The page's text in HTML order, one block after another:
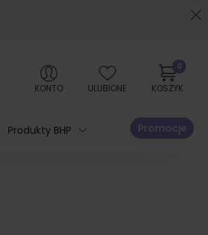
KONTO ULUBIONE KOSZYK
0
Produkty BHP Promocje